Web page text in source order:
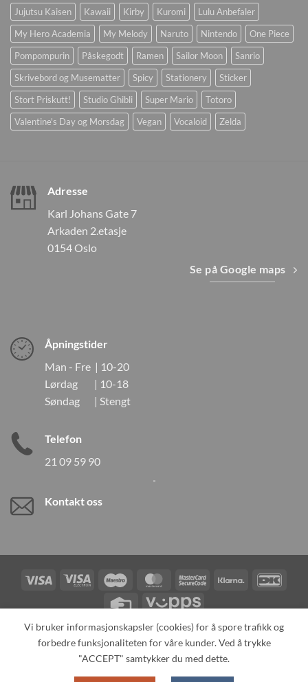
Jujutsu Kaisen
Kawaii Kirby Kuromi
Lulu Anbefaler
My Hero Academia
My Melody Naruto Nintendo
One Piece
Pompompurin
Påskegodt Ramen Sailor Moon
Sanrio
Skrivebord og Musematter
Spicy Stationery
Sticker
Stort Priskutt!
Studio Ghibli Super Mario
Totoro
Valentine's Day og Morsdag
Vegan Vocaloid Zelda
Adresse
Karl Johans Gate 7
Arkaden 2.etasje
0154 Oslo
Se på Google maps
Åpningstider
Man - Fre | 10-20
Lørdag | 10-18
Søndag | Stengt
Telefon
21 09 59 90
Kontakt oss
Visa
Visa
Electron
Maestro MasterCardMasterCardKlarna
Credit
Vipps
TILBAKEKALLINGER KONTAKT OSS
OM OSS
SPESIALBESTILLING
MIN KONTO ALL PRODUCTS
Copyright 2026 ©Neo Tokyo by Neo Tokyo Norway AS -With Love
Vi bruker informasjonskapsler (cookies) for å spore trafikk og
forbedre funksjonaliteten for våre kunder. Ved å trykke
"ACCEPT" samtykker du med dette.